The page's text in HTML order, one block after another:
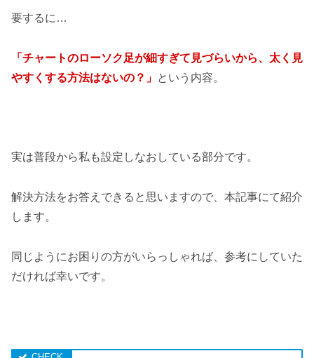
要するに…
「チャートのローソク足が細すぎて見づらいから、太く見
やすくする方法はないの？」 という内容。
実は普段から私も設定しなおしている部分です。
解決方法をお答えできると思いますので、本記事にて紹介
します。
同じようにお困りの方がいらっしゃれば、参考にしていた
だければ幸いです。